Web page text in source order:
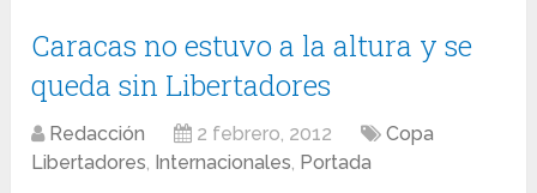
Caracas no estuvo a la altura y se
queda sin Libertadores
Redacción 2 febrero, 2012
Copa
Libertadores, Internacionales, Portada